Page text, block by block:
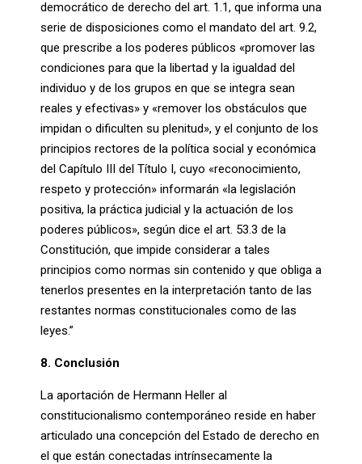
democrático de derecho del art. 1.1, que informa una
serie de disposiciones como el mandato del art. 9.2,
que prescribe a los poderes públicos «promover las
condiciones para que la libertad y la igualdad del
individuo y de los grupos en que se integra sean
reales y efectivas» y «remover los obstáculos que
impidan o dificulten su plenitud», y el conjunto de los
principios rectores de la política social y económica
del Capítulo III del Título I, cuyo «reconocimiento,
respeto y protección» informarán «la legislación
positiva, la práctica judicial y la actuación de los
poderes públicos», según dice el art. 53.3 de la
Constitución, que impide considerar a tales
principios como normas sin contenido y que obliga a
tenerlos presentes en la interpretación tanto de las
restantes normas constitucionales como de las
leyes.”
8. Conclusión
La aportación de Hermann Heller al
constitucionalismo contemporáneo reside en haber
articulado una concepción del Estado de derecho en
el que están conectadas intrínsecamente la